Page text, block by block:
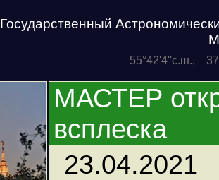
Государственный
55°42'4''с.ш.,
МАСТЕР
всплеска
23.04.2021